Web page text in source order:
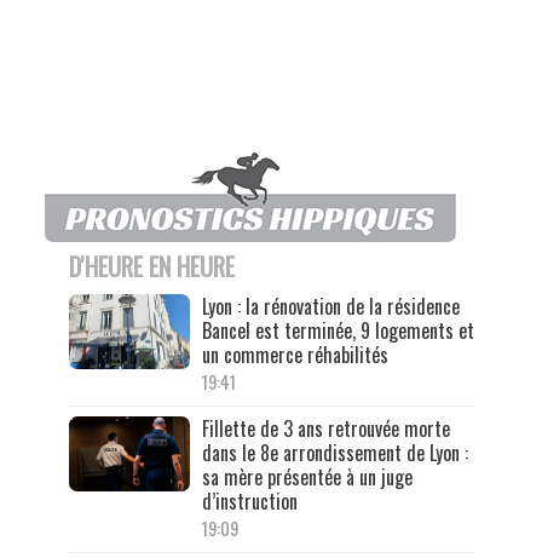
D'HEURE EN HEURE
Lyon : la rénovation de la résidence
Bancel est terminée, 9 logements et
un commerce réhabilités
19:41
Fillette de 3 ans retrouvée morte
dans le 8e arrondissement de Lyon :
sa mère présentée à un juge
d’instruction
19:09